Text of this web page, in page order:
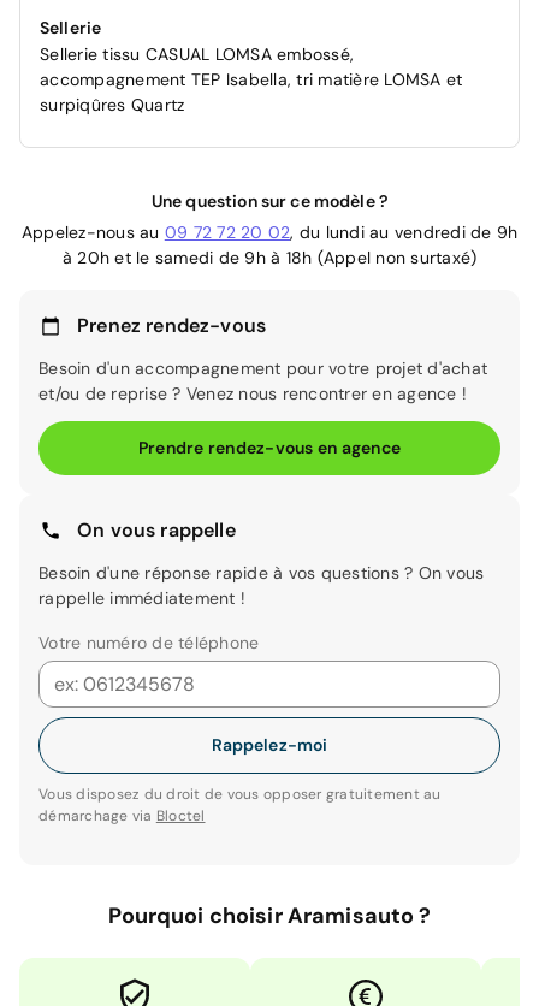
Sellerie
Sellerie tissu CASUAL LOMSA embossé,
accompagnement TEP Isabella, tri matière LOMSA et
surpiqûres Quartz
Une question sur ce modèle ?
Appelez-nous au 09 72 72 20 02, du lundi au vendredi de 9h
à 20h et le samedi de 9h à 18h (Appel non surtaxé)
Prenez rendez-vous
Besoin d'un accompagnement pour votre projet d'achat
et/ou de reprise ? Venez nous rencontrer en agence !
Prendre rendez-vous en agence
On vous rappelle
Besoin d'une réponse rapide à vos questions ? On vous
rappelle immédiatement !
Votre numéro de téléphone
Rappelez-moi
Vous disposez du droit de vous opposer gratuitement au
démarchage via Bloctel
Pourquoi choisir Aramisauto ?